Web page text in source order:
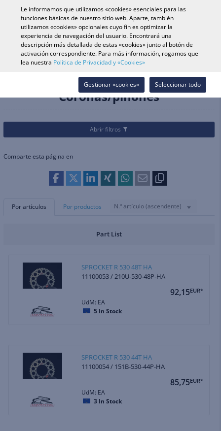
Búsqueda de vehículo
Buscar en tienda
Categorías Recambios & Accesorios
Servicio/mantenimiento
Coronas/piñones
Coronas/piñones
Abrir filtros
Comparte esta página en
Por artículos Por productos N.º artículo (ascendente)
Part List
SPROCKET R 530 48T HA
11100053 / 210U-530-48P-HA
92,15EUR*
UdM: EA
5 In Stock
SPROCKET R 530 44T HA
11100054 / 151B-530-44P-HA
85,75EUR*
UdM: EA
3 In Stock
Le informamos que utilizamos «cookies» esenciales para las
funciones básicas de nuestro sitio web. Aparte, también
utilizamos «cookies» opcionales cuyo fin es optimizar la
experiencia de navegación del usuario. Encontrará una
descripción más detallada de estas «cookies» junto al botón de
activación correspondiente. Para más información, rogamos que
lea nuestra Política de Privacidad y «Cookies»
Seleccionar todo
Gestionar «cookies»